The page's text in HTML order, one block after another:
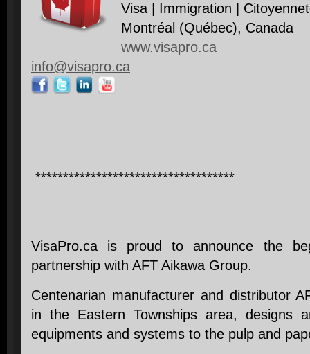
Visa | Immigration |
Montréal (Québec), Canada
www.visapro.ca
info@visapro.ca
************************************
VisaPro.ca is proud to announce the
partnership with AFT Aikawa Group.
Centenarian manufacturer and distributor
in the Eastern Townships area, designs
equipments and systems to the pulp and